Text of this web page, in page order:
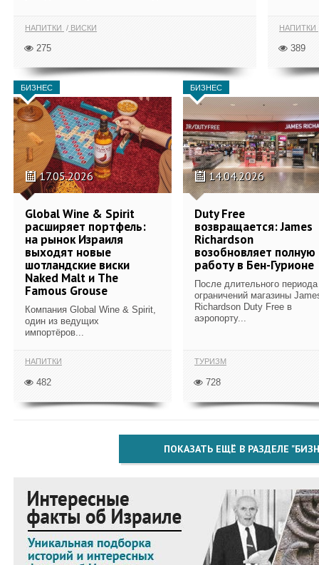
НАПИТКИ ВИСКИ
275
НАПИТКИ
389
БИЗНЕС
17.05.2026
Global Wine & Spirit
расширяет портфель:
на рынок Израиля
выходят новые
шотландские виски
Naked Malt и The
Famous Grouse
Компания Global Wine & Spirit,
один из ведущих
импортёров...
НАПИТКИ
482
БИЗНЕС
14.04.2026
Duty Free
возвращается: James
Richardson
возобновляет полную
работу в Бен-Гурионе
После длительного периода
ограничений магазины
Richardson Duty Free в
аэропорту...
ТУРИЗМ
728
ПОКАЗАТЬ ЕЩЁ В РАЗДЕЛЕ